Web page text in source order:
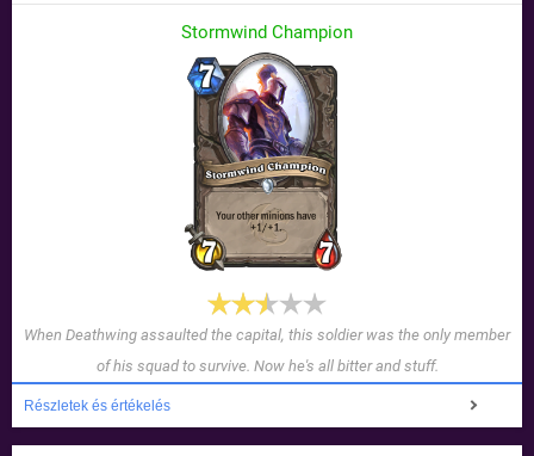
Stormwind Champion
When Deathwing assaulted the capital, this soldier was the only member
of his squad to survive. Now he's all bitter and stuff.
Részletek és értékelés